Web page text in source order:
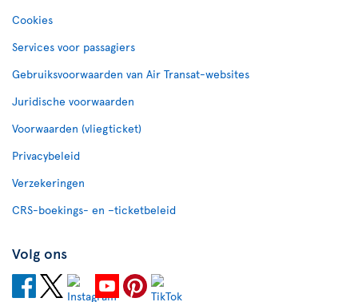
Cookies
Services voor passagiers
Gebruiksvoorwaarden van Air Transat-websites
Juridische voorwaarden
Voorwaarden (vliegticket)
Privacybeleid
Verzekeringen
CRS-boekings- en –ticketbeleid
Volg ons